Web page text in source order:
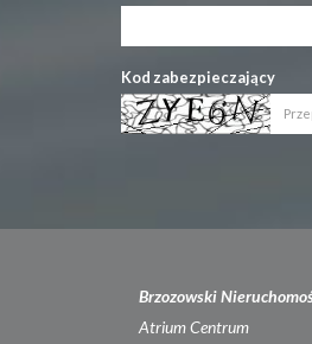
Kod zabezpieczający
Brzozowski
Atrium Centrum